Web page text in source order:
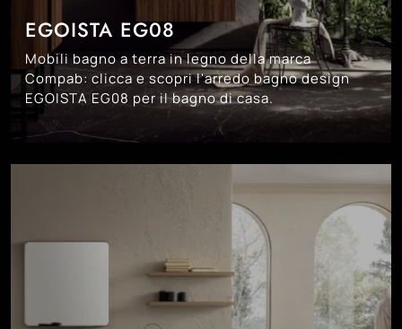
EGOISTA EG08
Mobili bagno a terra in legno della marca
Compab: clicca e scopri l'arredo bagno design
EGOISTA EG08 per il bagno di casa.